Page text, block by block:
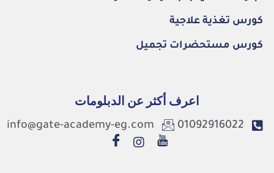
كورس تغذية علاجية
كورس مستحضرات تجميل
اعرف أكثر عن الدبلومات
01092916022
info@gate-academy-eg.com